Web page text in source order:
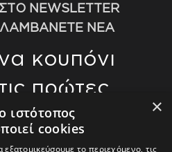
NEWSLETTER
ΝΕΑ
κουπόνι
πρώτες
σας άνω
70€
×
ιστότοπος
cookies
το περιεχόμενο, τις